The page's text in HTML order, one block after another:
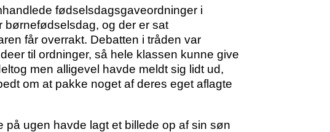
fødselsdagsgaveordninger i
børnefødselsdag, og der er sat
får overrakt. Debatten i tråden var
til ordninger, så hele klassen kunne give
men alligevel havde meldt sig lidt ud,
om at pakke noget af deres eget aflagte
på ugen havde lagt et billede op af sin søn